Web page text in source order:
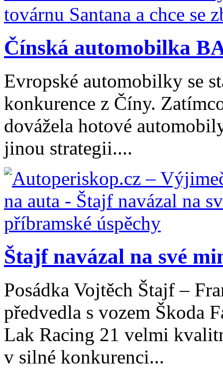
Čínská automobilka
Evropské automobilky se
konkurence z Číny.
dovážela hotové
jinou strategii....
Štajf navázal na své
Posádka Vojtěch Štajf –
předvedla s vozem Škoda
Lak Racing 21 velmi
v silné konkurenci...